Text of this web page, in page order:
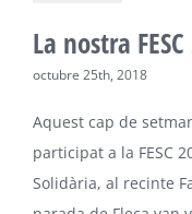
La nostra
octubre 25th, 2018
Aquest cap de
participat a la FESC
Solidària, al recinte